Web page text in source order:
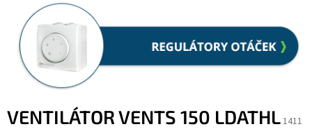
VENTILÁTOR VENTS 150 LDATHL1411